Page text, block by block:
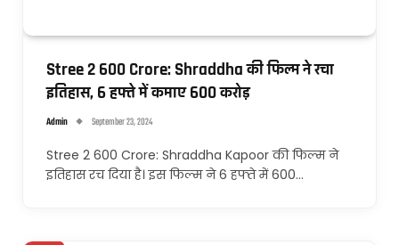
Stree 2 600 Crore: Shraddha की फिल्म ने रचा
इतिहास, 6 हफ्ते में कमाए 600 करोड़
Admin September 23, 2024
Stree 2 600 Crore: Shraddha Kapoor की फिल्म ने
इतिहास रच दिया है। इस फिल्म ने 6 हफ्ते में 600…